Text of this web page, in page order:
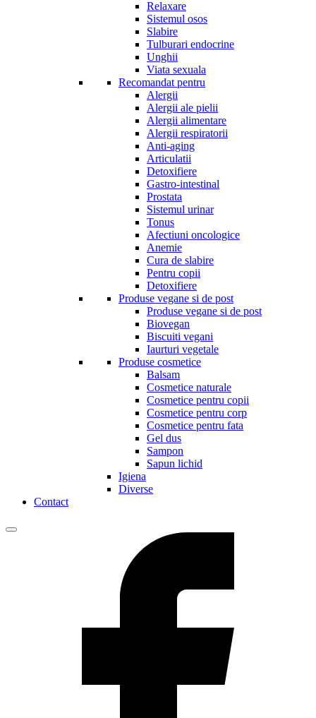
Relaxare
Sistemul osos
Slabire
Tulburari endocrine
Unghii
Viata sexuala
Recomandat pentru
Alergii
Alergii ale pielii
Alergii alimentare
Alergii respiratorii
Anti-aging
Articulatii
Detoxifiere
Gastro-intestinal
Prostata
Sistemul urinar
Tonus
Afectiuni oncologice
Anemie
Cura de slabire
Pentru copii
Detoxifiere
Produse vegane si de post
Produse vegane si de post
Biovegan
Biscuiti vegani
Iaurturi vegetale
Produse cosmetice
Balsam
Cosmetice naturale
Cosmetice pentru copii
Cosmetice pentru corp
Cosmetice pentru fata
Gel dus
Sampon
Sapun lichid
Igiena
Diverse
Contact